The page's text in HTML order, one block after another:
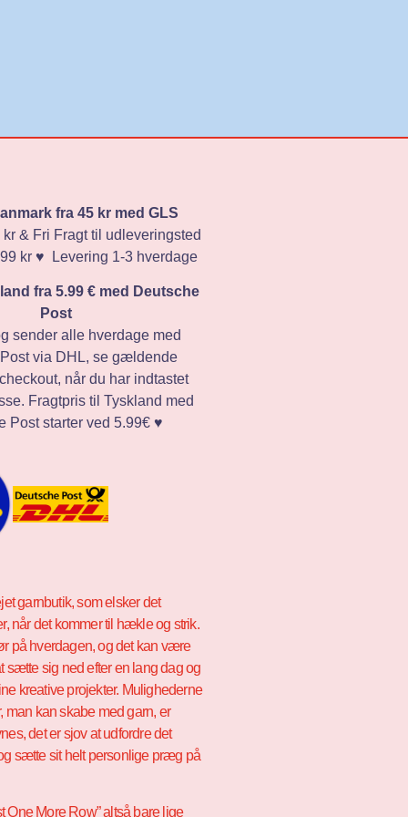
fra 45 kr med GLS
& Fri Fragt til udleveringsted
kr ♥️ Levering 1-3 hverdage
fra 5.99 € med Deutsche
Post
sender alle hverdage med
via DHL, se gældende
når du har indtastet
Fragtpris til Tyskland med
Post starter ved 5.99€ ♥️
garnbutik, som elsker det
når det kommer til hækle og strik.
på hverdagen, og det kan være
sætte sig ned efter en lang dag og
kreative projekter. Mulighederne
man kan skabe med garn, er
det er sjov at udfordre det
sætte sit helt personlige præg på
One More Row” altså bare lige